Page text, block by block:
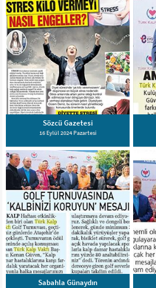
Sözcü Gazetesi
16 Eylül 2024 Pazartesi
Sabahla Günaydın